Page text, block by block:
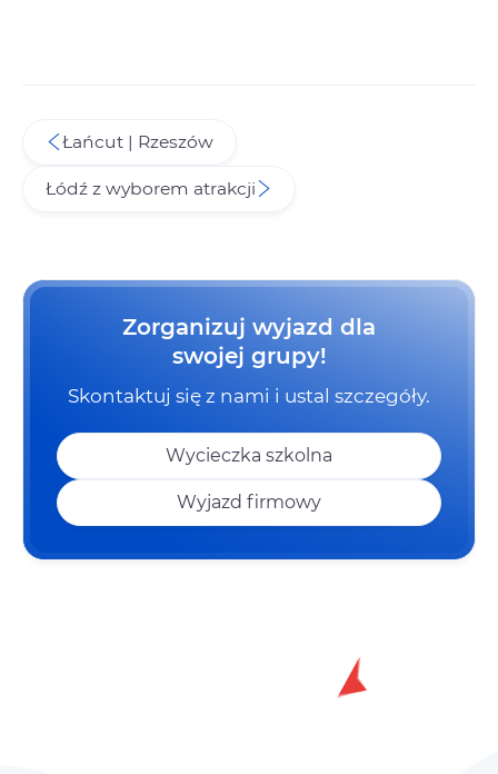
Łańcut | Rzeszów
Łódź z wyborem atrakcji
Zorganizuj wyjazd dla
swojej grupy!
Skontaktuj się z nami i ustal szczegóły.
Wycieczka szkolna
Wyjazd firmowy